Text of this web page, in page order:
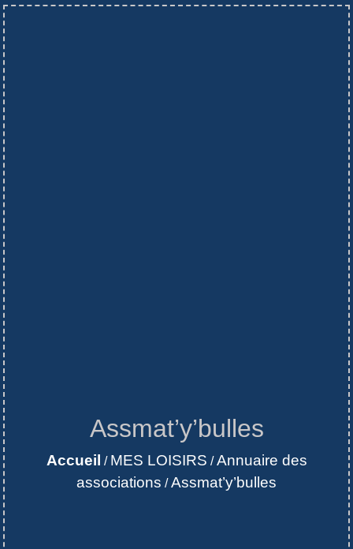
Assmat’y’bulles
Accueil / MES LOISIRS /Annuaire des
associations /Assmat’y’bulles